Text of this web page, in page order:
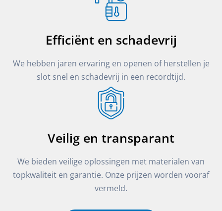
Efficiënt en schadevrij
We hebben jaren ervaring en openen of herstellen je
slot snel en schadevrij in een recordtijd.
Veilig en transparant
We bieden veilige oplossingen met materialen van
topkwaliteit en garantie. Onze prijzen worden vooraf
vermeld.